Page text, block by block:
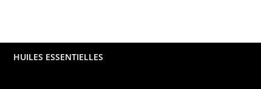
HUILES ESSENTIELLES